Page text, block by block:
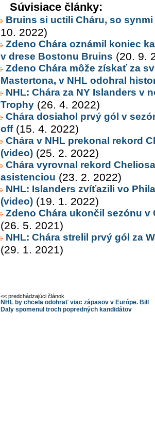
Súvisiace články:
Bruins si uctili Cháru, so
10. 2022)
Zdeno Chára oznámil koniec
v drese Bostonu Bruins (20. 9.
Zdeno Chára môže získať za
Mastertona, v NHL odohral
NHL: Chára za NY Islanders v
Trophy (26. 4. 2022)
Chára dosiahol prvý gól v
off(15. 4. 2022)
Chára v NHL prekonal rekord
(video) (25. 2. 2022)
Chára vyrovnal rekord
asistenciou (23. 2. 2022)
NHL: Islanders zvíťazili vo
(video) (19. 1. 2022)
Zdeno Chára ukončil sezónu
(26. 5. 2021)
NHL: Chára strelil prvý gól za
(29. 1. 2021)
<< predchádzajúci článok
NHL by chcela odohrať viac zápasov v Európe. Bill
Daly spomenul troch popredných kandidátov